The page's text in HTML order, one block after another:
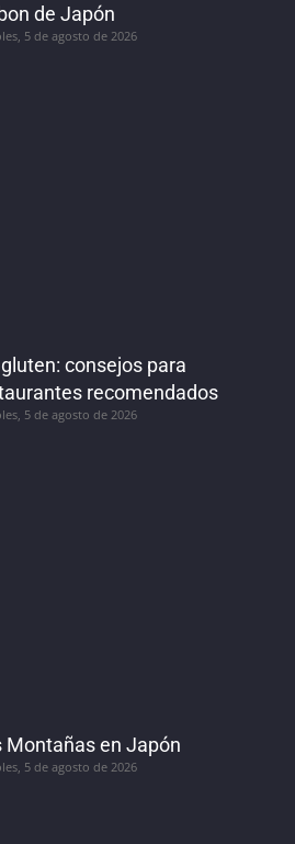
de Japón
5 de agosto de 2026
consejos para
recomendados
5 de agosto de 2026
Montañas en Japón
5 de agosto de 2026